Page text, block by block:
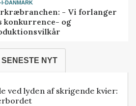
I-DANMARK
- Vi forlanger
konkurrence- og
SENESTE NYT
ved lyden af skrigende kvier: